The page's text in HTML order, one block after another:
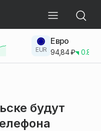
EUR
Евро
94,84₽ 0.83
будут